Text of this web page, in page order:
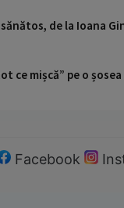
de la Ioana
ce mișcă” pe o
Facebook